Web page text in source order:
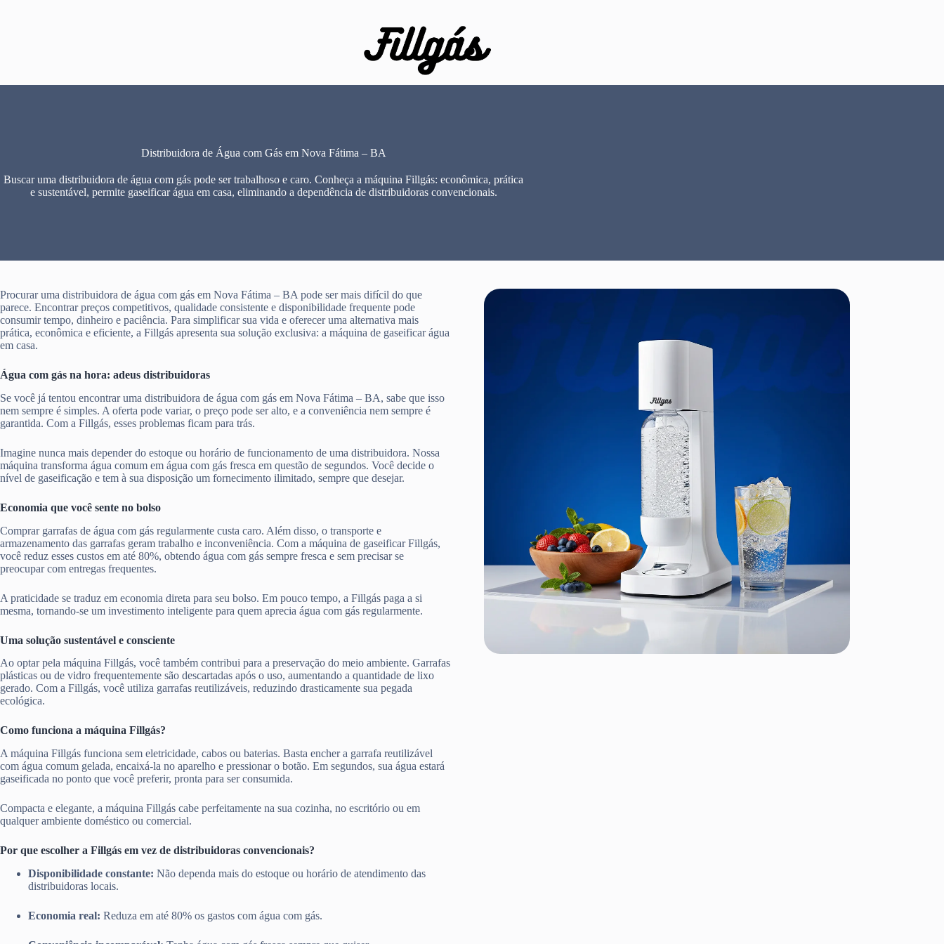
Distribuidora de Água com Gás em Nova Fátima – BA
Buscar uma distribuidora de água com gás pode ser trabalhoso e caro. Conheça a máquina Fillgás: econômica, prática
e sustentável, permite gaseificar água em casa, eliminando a dependência de distribuidoras convencionais.
Procurar uma distribuidora de água com gás em Nova Fátima – BA pode ser mais difícil do que
parece. Encontrar preços competitivos, qualidade consistente e disponibilidade frequente pode
consumir tempo, dinheiro e paciência. Para simplificar sua vida e oferecer uma alternativa mais
prática, econômica e eficiente, a Fillgás apresenta sua solução exclusiva: a máquina de gaseificar água
em casa.
Água com gás na hora: adeus distribuidoras
Se você já tentou encontrar uma distribuidora de água com gás em Nova Fátima – BA, sabe que isso
nem sempre é simples. A oferta pode variar, o preço pode ser alto, e a conveniência nem sempre é
garantida. Com a Fillgás, esses problemas ficam para trás.
Imagine nunca mais depender do estoque ou horário de funcionamento de uma distribuidora. Nossa
máquina transforma água comum em água com gás fresca em questão de segundos. Você decide o
nível de gaseificação e tem à sua disposição um fornecimento ilimitado, sempre que desejar.
Economia que você sente no bolso
Comprar garrafas de água com gás regularmente custa caro. Além disso, o transporte e
armazenamento das garrafas geram trabalho e inconveniência. Com a máquina de gaseificar Fillgás,
você reduz esses custos em até 80%, obtendo água com gás sempre fresca e sem precisar se
preocupar com entregas frequentes.
A praticidade se traduz em economia direta para seu bolso. Em pouco tempo, a Fillgás paga a si
mesma, tornando-se um investimento inteligente para quem aprecia água com gás regularmente.
Uma solução sustentável e consciente
Ao optar pela máquina Fillgás, você também contribui para a preservação do meio ambiente. Garrafas
plásticas ou de vidro frequentemente são descartadas após o uso, aumentando a quantidade de lixo
gerado. Com a Fillgás, você utiliza garrafas reutilizáveis, reduzindo drasticamente sua pegada
ecológica.
Como funciona a máquina Fillgás?
A máquina Fillgás funciona sem eletricidade, cabos ou baterias. Basta encher a garrafa reutilizável
com água comum gelada, encaixá-la no aparelho e pressionar o botão. Em segundos, sua água estará
gaseificada no ponto que você preferir, pronta para ser consumida.
Compacta e elegante, a máquina Fillgás cabe perfeitamente na sua cozinha, no escritório ou em
qualquer ambiente doméstico ou comercial.
Por que escolher a Fillgás em vez de distribuidoras convencionais?
Disponibilidade constante: Não dependa mais do estoque ou horário de atendimento das
distribuidoras locais.
Economia real: Reduza em até 80% os gastos com água com gás.